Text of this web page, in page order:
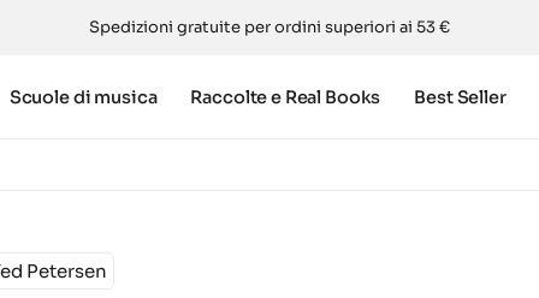
Spedizioni gratuite per ordini superiori ai 53 €
Scuole di musica Raccolte e Real Books Best Seller
Petersen